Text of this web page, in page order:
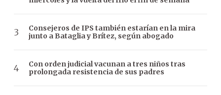
Consejeros de IPS también estarían en la mira
junto a Bataglia y Brítez, según abogado
Con orden judicial vacunan a tres niños tras
prolongada resistencia de sus padres